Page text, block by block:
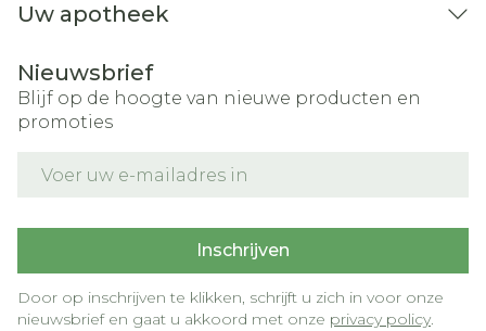
Raadpleeg uw arts indien één van de
toepassing is, of dat in het verleden is
geweest. Gebruikt u nog andere medicijnen?
medicijnen, heeft u dat kort geleden gedaan
Vertel dat dan uw arts. Sommige
geneesmiddelen kunnen de bijwerkingen
van Eldepryl verergeren en kunnen soms
zeer ernstige reacties veroorzaken. Neem
Uw apotheek
Nieuwsbrief
Blijf op de hoogte van nieuwe producten en
promoties
Inschrijven
Door op inschrijven te klikken, schrijft u zich in voor onze
nieuwsbrief en gaat u akkoord met onze privacy policy.